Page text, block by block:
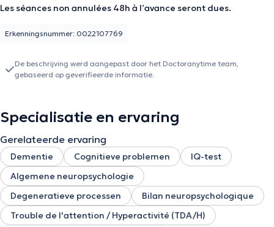
Les séances non annulées 48h à l’avance seront dues.
Erkenningsnummer: 0022107769
De beschrijving werd aangepast door het Doctoranytime team,
gebaseerd op geverifieerde informatie.
Specialisatie en ervaring
Gerelateerde ervaring
Dementie Cognitieve problemen
IQ-test
Algemene neuropsychologie
Degeneratieve processen
Bilan neuropsychologique
Trouble de l'attention / Hyperactivité (TDA/H)